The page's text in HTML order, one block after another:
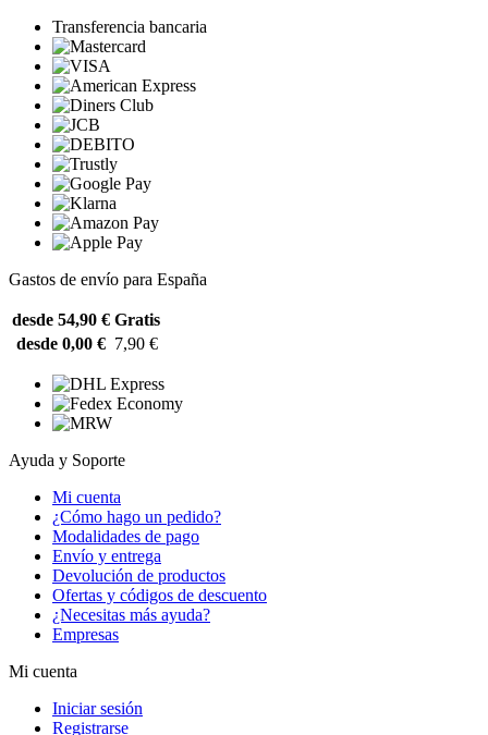
Transferencia bancaria
Gastos de envío para España
desde 54,90 € Gratis
desde 0,00 € 7,90 €
Ayuda y Soporte
Mi cuenta
¿Cómo hago un pedido?
Modalidades de pago
Envío y entrega
Devolución de productos
Ofertas y códigos de descuento
¿Necesitas más ayuda?
Empresas
Mi cuenta
Iniciar sesión
Registrarse